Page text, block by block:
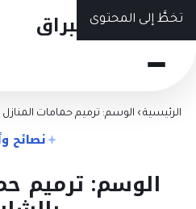
تخطَّ إلى المحتوى
شركة البراق
الرئيسية › الوسم: ترميم حمامات المنازل
نصائح
الوسم: ترميم